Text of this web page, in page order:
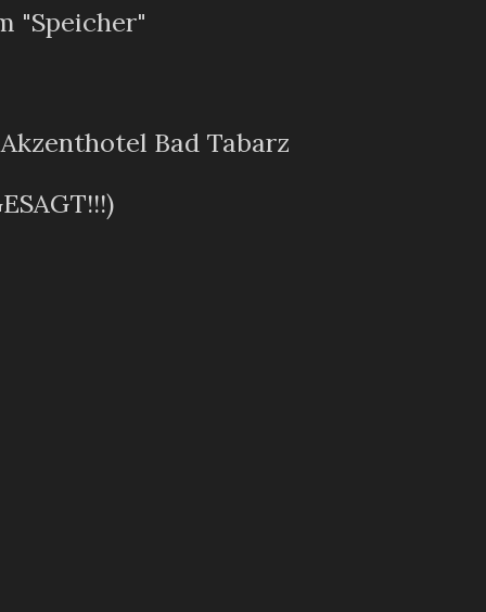
"Speicher"
Bad Tabarz